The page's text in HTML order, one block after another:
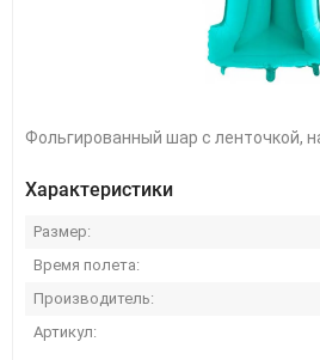
Фольгированный шар с ленточкой,
Характеристики
Размер:
Время полета:
Производитель:
Артикул: